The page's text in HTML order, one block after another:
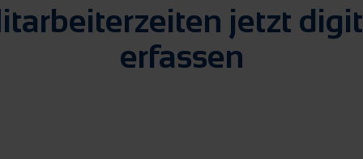
jetzt
erfassen